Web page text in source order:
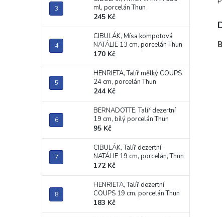
ml, porcelán Thun
245 Kč
CIBULÁK, Mísa kompotová
NATÁLIE 13 cm, porcelán Thun
170 Kč
HENRIETA, Talíř mělký COUPS
24 cm, porcelán Thun
244 Kč
BERNADOTTE, Talíř dezertní
19 cm, bílý porcelán Thun
95 Kč
CIBULÁK, Talíř dezertní
NATÁLIE 19 cm, porcelán, Thun
172 Kč
HENRIETA, Talíř dezertní
COUPS 19 cm, porcelán Thun
183 Kč